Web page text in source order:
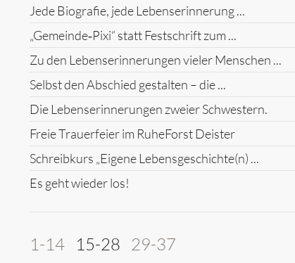
Jede Biografie, jede Lebenserinnerung ...
„Gemeinde‑Pixi“ statt Festschrift zum ...
Zu den Lebenserinnerungen vieler Menschen ...
Selbst den Abschied gestalten – die ...
Die Lebenserinnerungen zweier Schwestern.
Freie Trauerfeier im RuheForst Deister
Schreibkurs „Eigene Lebensgeschichte(n) ...
Es geht wieder los!
1-14 15-28 29-37